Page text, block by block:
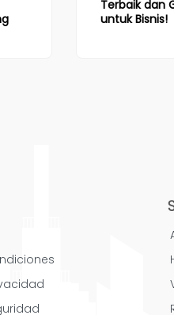
Terbaik dan
untuk Bisnis!